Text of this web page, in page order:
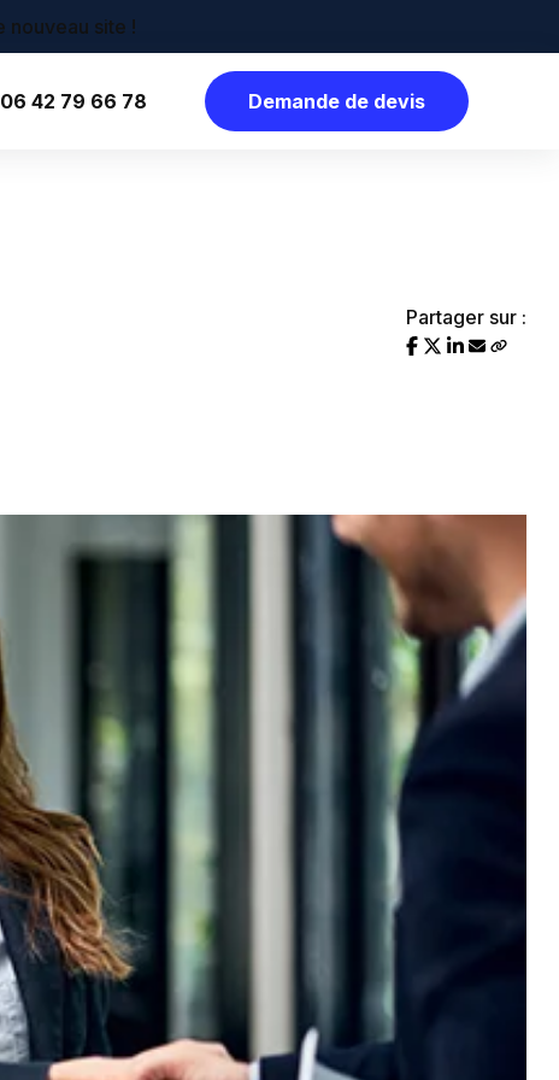
06 42 79 66 78 Demande de devis
Partager sur :